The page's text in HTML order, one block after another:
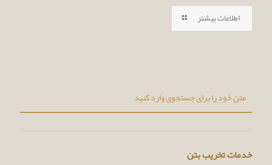
اطلاعات بیشتر
خدمات تخریب بتن